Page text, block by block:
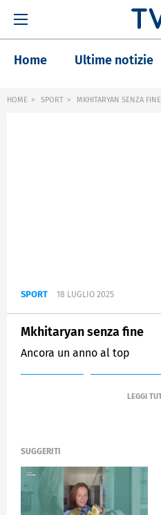
Home Ultime notizie
HOME SPORT MKHITARYAN SENZA FINE
SPORT 18 LUGLIO 2025
Mkhitaryan senza fine
Ancora un anno al top
SUGGERITI